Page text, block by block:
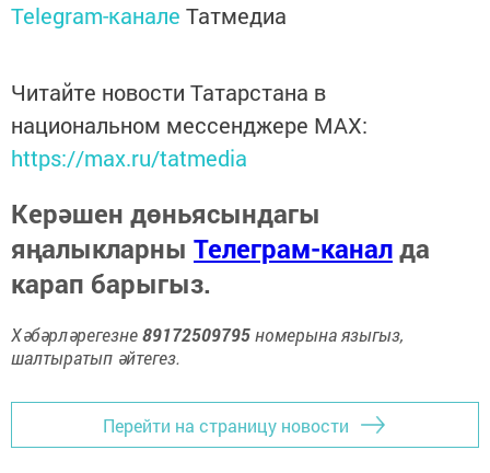
Telegram-канале Татмедиа
Читайте новости Татарстана в
национальном мессенджере MАХ:
https://max.ru/tatmedia
Керәшен дөньясындагы
яңалыкларны Телеграм-каналда
карап барыгыз.
Хәбәрләрегезне89172509795номерына языгыз,
шалтыратып әйтегез.
Перейти на страницу новости